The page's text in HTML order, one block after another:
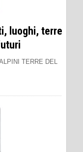
luoghi, terre
TERRE DEL